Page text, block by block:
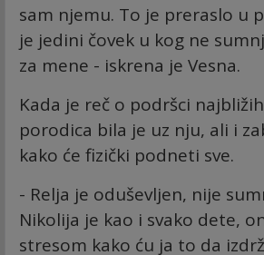
sam njemu. To je preraslo u
je jedini čovek u kog ne
za mene - iskrena je Vesna.
Kada je reč o podršci
porodica bila je uz nju, ali i
kako će fizički podneti sve.
- Relja je oduševljen, nije
Nikolija je kao i svako dete,
stresom kako ću ja to da